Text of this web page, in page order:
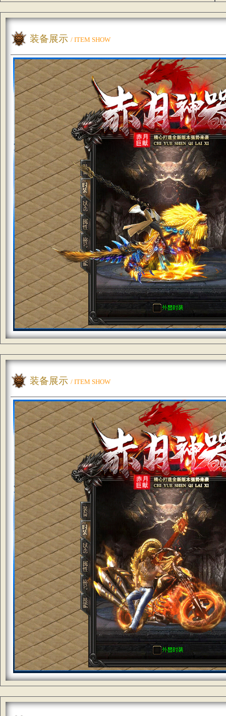
装备展示 / ITEM SHOW
装备展示 / ITEM SHOW